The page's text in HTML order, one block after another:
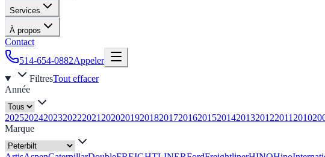
Services
À propos
Contact
514-654-0882Appeler
FiltresTout effacer
Année
20252024202320222021 2020201920182017201620152014201320122011 2010
Marque